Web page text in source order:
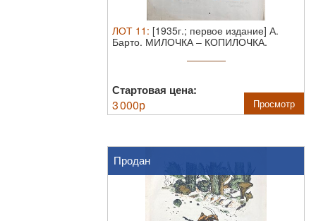
ЛОТ 11 : [1935г.; первое издание] А.
Барто. МИЛОЧКА – КОПИЛОЧКА.
Стартовая цена:
3 000р Просмотр
Продан